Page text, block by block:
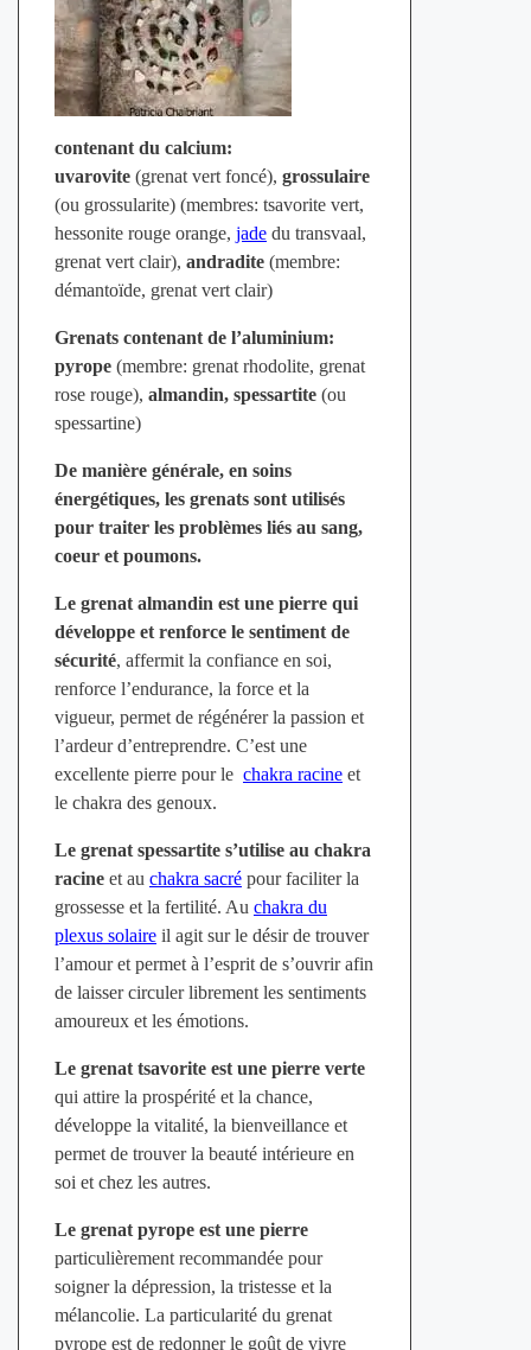
contenant du calcium:
uvarovite(grenat vert foncé), grossulaire
(ou grossularite) (membres: tsavorite vert,
hessonite rouge orange, jadedu transvaal,
grenat vert clair), andradite(membre:
démantoïde, grenat vert clair)
Grenats contenant de l’aluminium:
pyrope(membre: grenat rhodolite, grenat
rose rouge), almandin, spessartite(ou
spessartine)
De manière générale, en soins
énergétiques, les grenats sont utilisés
pour traiter les problèmes liés au sang,
coeur et poumons.
Le grenat almandin est une pierre qui
développe et renforce le sentiment de
sécurité, affermit la confiance en soi,
renforce l’endurance, la force et la
vigueur, permet de régénérer la passion et
l’ardeur d’entreprendre. C’est une
excellente pierre pour le chakra racineet
le chakra des genoux.
Le grenat spessartite s’utilise au chakra
racineet au chakra sacrépour faciliter la
grossesse et la fertilité. Au chakra du
plexus solaireil agit sur le désir de trouver
l’amour et permet à l’esprit de s’ouvrir afin
de laisser circuler librement les sentiments
amoureux et les émotions.
Le grenat tsavorite est une pierre verte
qui attire la prospérité et la chance,
développe la vitalité, la bienveillance et
permet de trouver la beauté intérieure en
soi et chez les autres.
Le grenat pyrope est une pierre
particulièrement recommandée pour
soigner la dépression, la tristesse et la
mélancolie. La particularité du grenat
pyrope est de redonner le goût de vivre